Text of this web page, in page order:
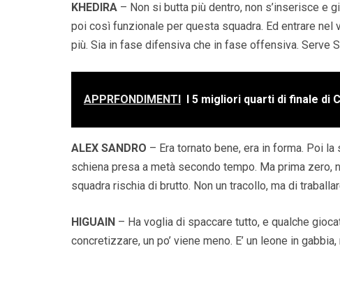
KHEDIRA – Non si butta più dentro, non s’inserisce e
poi così funzionale per questa squadra. Ed entrare nel
più. Sia in fase difensiva che in fase offensiva. Serve
APPRFONDIMENTI I 5 migliori quarti di finale di
ALEX SANDRO – Era tornato bene, era in forma. Poi
schiena presa a metà secondo tempo. Ma prima zero,
squadra rischia di brutto. Non un tracollo, ma di
HIGUAIN – Ha voglia di spaccare tutto, e qualche
concretizzare, un po’ viene meno. E’ un leone in